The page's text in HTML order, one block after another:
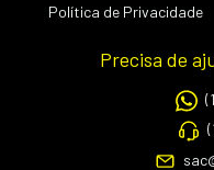
Política de Privacidade
Precisa de